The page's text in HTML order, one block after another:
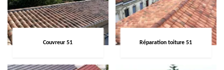
Couvreur 51 Réparation toiture 51